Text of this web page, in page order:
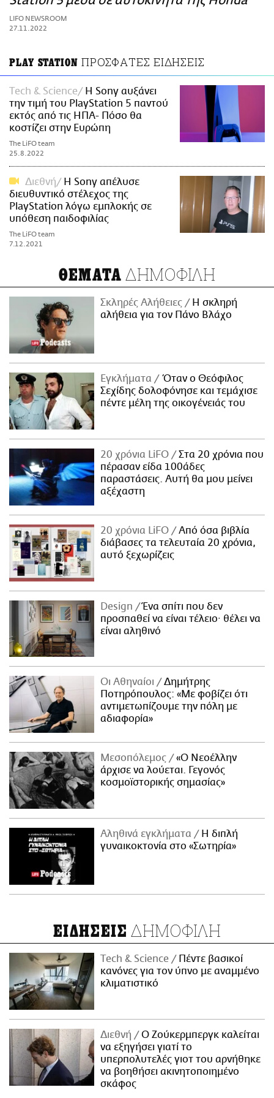
ΑΜΠΑ
PRINT
LIFO NEWSROOM
27.11.2022
PLAY STATION ΠΡΟΣΦΑΤΕΣ ΕΙΔΗΣΕΙΣ
Τech & Science
Η Sony αυξάνει
την τιμή του PlayStation 5 παντού
εκτός από τις ΗΠΑ- Πόσο θα
κοστίζει στην Ευρώπη
The LiFO team
25.8.2022
Διεθνή
Η Sony απέλυσε
διευθυντικό στέλεχος της
PlayStation λόγω εμπλοκής σε
υπόθεση παιδοφιλίας
The LiFO team
7.12.2021
ΘΕΜΑΤΑ ΔΗΜΟΦΙΛΗ
Σκληρές Αλήθειες
H σκληρή
αλήθεια για τον Πάνο Βλάχο
Εγκλήματα
Όταν ο Θεόφιλος
Σεχίδης δολοφόνησε και τεμάχισε
πέντε μέλη της οικογένειάς του
20 χρόνια LiFO
Στα 20 χρόνια που
πέρασαν είδα 100άδες
παραστάσεις. Αυτή θα μου μείνει
αξέχαστη
20 χρόνια LiFO
Από όσα βιβλία
διάβασες τα τελευταία 20 χρόνια,
αυτό ξεχωρίζεις
Design
Ένα σπίτι που δεν
προσπαθεί να είναι τέλειο· θέλει να
είναι αληθινό
Οι Αθηναίοι
Δημήτρης
Ποτηρόπουλος: «Με φοβίζει ότι
αντιμετωπίζουμε την πόλη με
αδιαφορία»
Μεσοπόλεμος
«Ο Νεοέλλην
άρχισε να λούεται. Γεγονός
κοσμοϊστορικής σημασίας»
Αληθινά εγκλήματα
Η διπλή
γυναικοκτονία στο «Σωτηρία»
ΕΙΔΗΣΕΙΣ ΔΗΜΟΦΙΛΗ
Τech & Science
Πέντε βασικοί
κανόνες για τον ύπνο με αναμμένο
κλιματιστικό
Διεθνή
Ο Ζούκερμπεργκ καλείται
να εξηγήσει γιατί το
υπερπολυτελές γιοτ του αρνήθηκε
να βοηθήσει ακινητοποιημένο
σκάφος